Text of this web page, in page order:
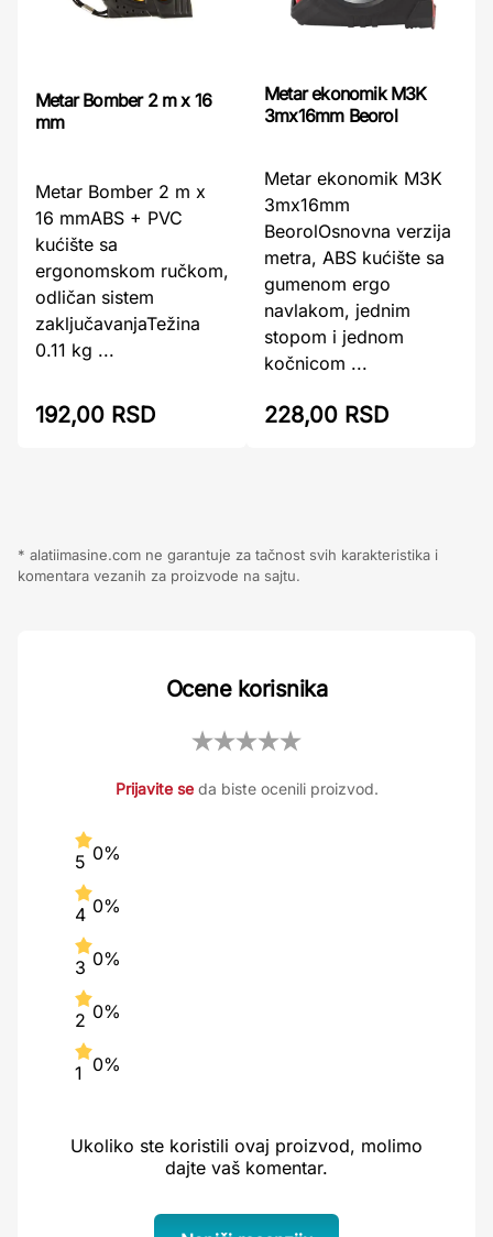
Metar Bomber 2 m x 16
mm
Metar Bomber 2 m x
16 mmABS + PVC
kućište sa
ergonomskom ručkom,
odličan sistem
zaključavanjaTežina
0.11 kg ...
192,00 RSD
Metar ekonomik M3K
3mx16mm Beorol
Metar ekonomik M3K
3mx16mm
BeorolOsnovna verzija
metra, ABS kućište sa
gumenom ergo
navlakom, jednim
stopom i jednom
kočnicom ...
228,00 RSD
* alatiimasine.com ne garantuje za tačnost svih karakteristika i
komentara vezanih za proizvode na sajtu.
Ocene korisnika
Prijavite seda biste ocenili proizvod.
5 0%
4 0%
3 0%
2 0%
1 0%
Ukoliko ste koristili ovaj proizvod, molimo
dajte vaš komentar.